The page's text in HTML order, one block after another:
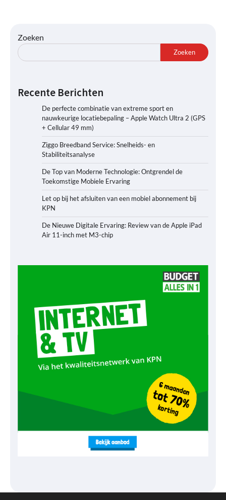
Zoeken
Zoeken
Recente Berichten
De perfecte combinatie van extreme sport en
nauwkeurige locatiebepaling – Apple Watch Ultra 2 (GPS
+ Cellular 49 mm)
Ziggo Breedband Service: Snelheids- en
Stabiliteitsanalyse
De Top van Moderne Technologie: Ontgrendel de
Toekomstige Mobiele Ervaring
Let op bij het afsluiten van een mobiel abonnement bij
KPN
De Nieuwe Digitale Ervaring: Review van de Apple iPad
Air 11-inch met M3-chip